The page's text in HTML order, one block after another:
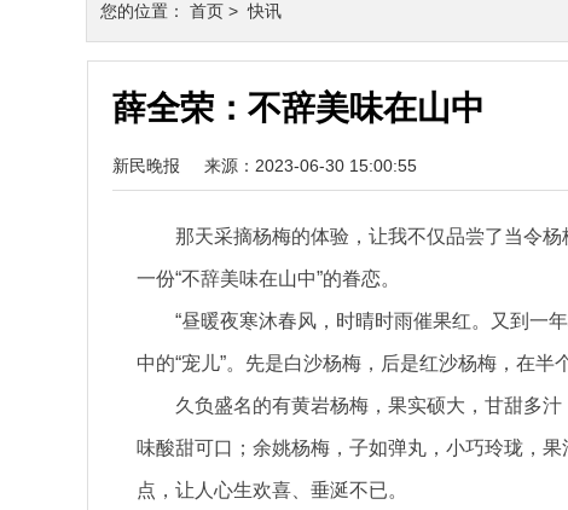
您的位置： 首页 >快讯
薛全荣：不辞美味在山中
新民晚报 来源：2023-06-30 15:00:55
那天采摘杨梅的体验，让我不仅品尝了当令杨
一份“不辞美味在山中”的眷恋。
“昼暖夜寒沐春风，时晴时雨催果红。又到一
中的“宠儿”。先是白沙杨梅，后是红沙杨梅，在半
久负盛名的有黄岩杨梅，果实硕大，甘甜多
味酸甜可口；余姚杨梅，子如弹丸，小巧玲珑，
点，让人心生欢喜、垂涎不已。